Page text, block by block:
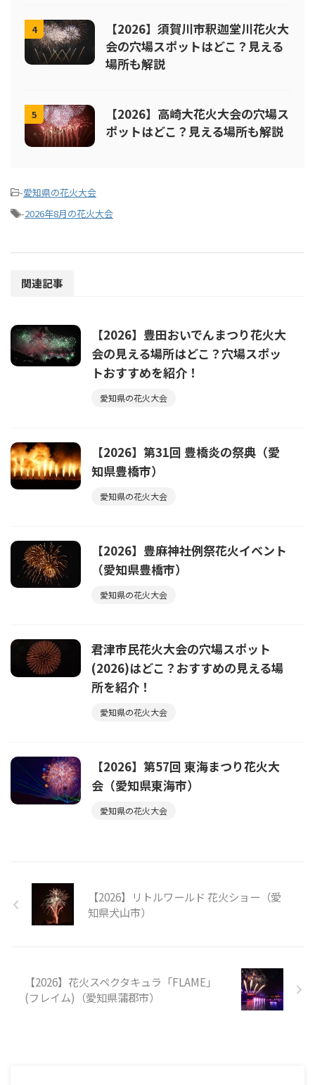
4
【2026】須賀川市釈迦堂川花火大
会の穴場スポットはどこ？見える
場所も解説
5
【2026】高崎大花火大会の穴場ス
ポットはどこ？見える場所も解説
-愛知県の花火大会
-2026年8月の花火大会
関連記事
【2026】豊田おいでんまつり花火大
会の見える場所はどこ？穴場スポッ
トおすすめを紹介！
愛知県の花火大会
【2026】第31回 豊橋炎の祭典（愛
知県豊橋市）
愛知県の花火大会
【2026】豊麻神社例祭花火イベント
（愛知県豊橋市）
愛知県の花火大会
君津市民花火大会の穴場スポット
(2026)はどこ？おすすめの見える場
所を紹介！
愛知県の花火大会
【2026】第57回 東海まつり花火大
会（愛知県東海市）
愛知県の花火大会
【2026】リトルワールド 花火ショー（愛
知県犬山市）
【2026】花火スペクタキュラ「FLAME」
(フレイム)（愛知県蒲郡市）